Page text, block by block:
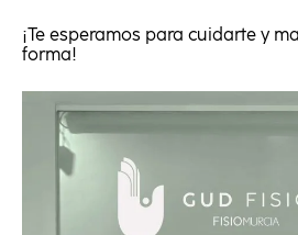
¡Te esperamos para cuidarte y
forma!